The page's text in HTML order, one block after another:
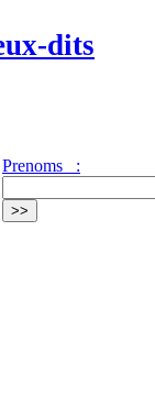
dits
Prenoms :